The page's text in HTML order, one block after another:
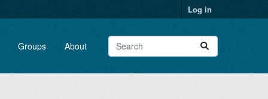
Log in
Groups About